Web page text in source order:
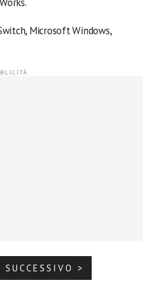
Microsoft Windows,
SUCCESSIVO >